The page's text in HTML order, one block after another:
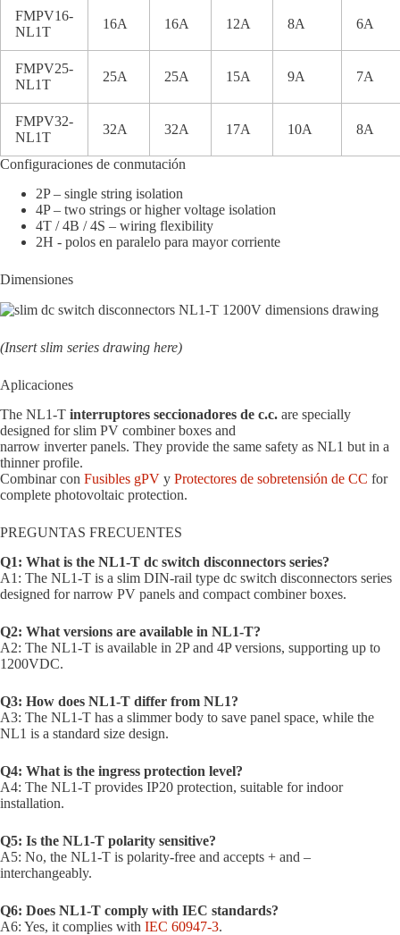
FMPV16-
NL1T
16A 16A 12A 8A 6A
FMPV25-
NL1T
25A 25A 15A 9A 7A
FMPV32-
NL1T
32A 32A 17A 10A 8A
Configuraciones de conmutación
2P – single string isolation
4P – two strings or higher voltage isolation
4T / 4B / 4S – wiring flexibility
2H - polos en paralelo para mayor corriente
Dimensiones
(Insert slim series drawing here)
Aplicaciones
The NL1-T interruptores seccionadores de c.c. are specially
designed for slim PV combiner boxes and
narrow inverter panels. They provide the same safety as NL1 but in a
thinner profile.
Combinar con Fusibles gPV y Protectores de sobretensión de CC for
complete photovoltaic protection.
PREGUNTAS FRECUENTES
Q1: What is the NL1-T dc switch disconnectors series?
A1: The NL1-T is a slim DIN-rail type dc switch disconnectors series
designed for narrow PV panels and compact combiner boxes.
Q2: What versions are available in NL1-T?
A2: The NL1-T is available in 2P and 4P versions, supporting up to
1200VDC.
Q3: How does NL1-T differ from NL1?
A3: The NL1-T has a slimmer body to save panel space, while the
NL1 is a standard size design.
Q4: What is the ingress protection level?
A4: The NL1-T provides IP20 protection, suitable for indoor
installation.
Q5: Is the NL1-T polarity sensitive?
A5: No, the NL1-T is polarity-free and accepts + and –
interchangeably.
Q6: Does NL1-T comply with IEC standards?
A6: Yes, it complies with IEC 60947-3.